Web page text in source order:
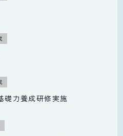
礎力養成研修実施